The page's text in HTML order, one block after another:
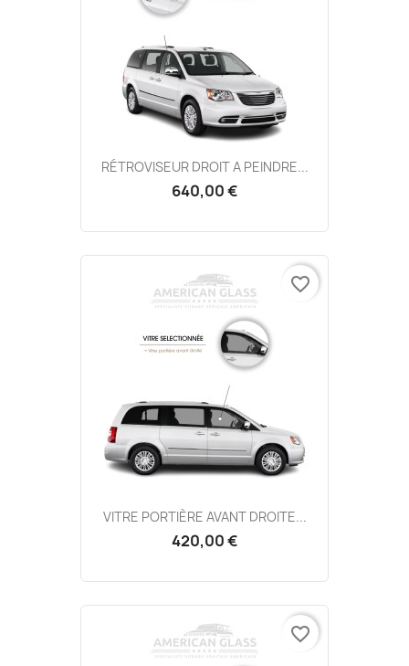
RÉTROVISEUR DROIT A PEINDRE...
640,00 €
VITRE PORTIÈRE AVANT DROITE...
420,00 €
favorite_border
favorite_border